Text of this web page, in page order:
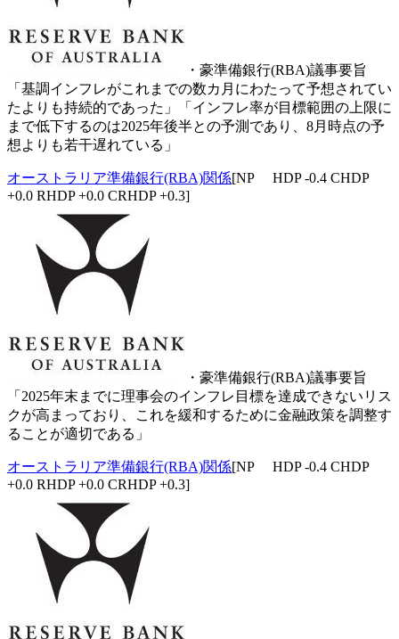
・豪準備銀行(RBA)議事要旨
「基調インフレがこれまでの数カ月にわたって予想されてい
たよりも持続的であった」「インフレ率が目標範囲の上限に
まで低下するのは2025年後半との予測であり、8月時点の予
想よりも若干遅れている」
オーストラリア準備銀行(RBA)関係[NP HDP -0.4 CHDP
+0.0 RHDP +0.0 CRHDP +0.3]
・豪準備銀行(RBA)議事要旨
「2025年末までに理事会のインフレ目標を達成できないリス
クが高まっており、これを緩和するために金融政策を調整す
ることが適切である」
オーストラリア準備銀行(RBA)関係[NP HDP -0.4 CHDP
+0.0 RHDP +0.0 CRHDP +0.3]